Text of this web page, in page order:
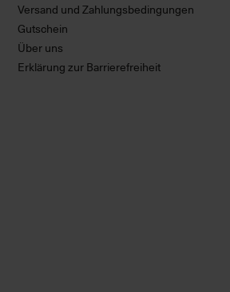
Versand und Zahlungsbedingungen
Gutschein
Über uns
Erklärung zur Barrierefreiheit